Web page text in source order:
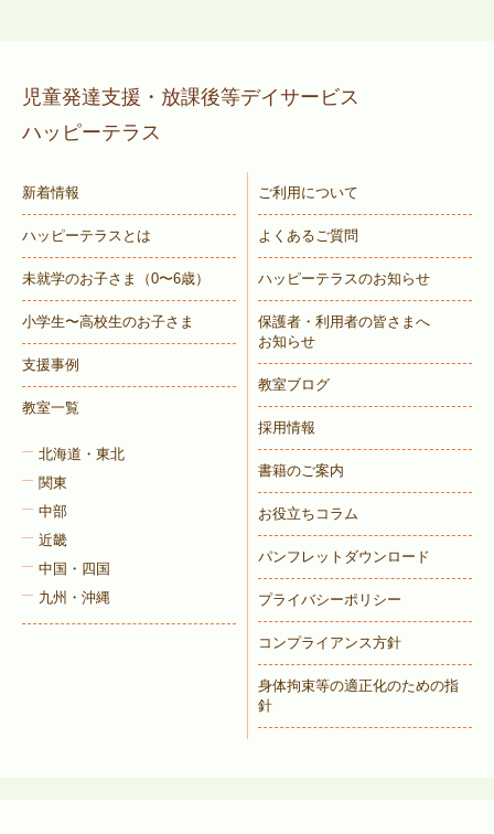
児童発達支援・放課後等デイサービス
ハッピーテラス
新着情報
ハッピーテラスとは
未就学のお子さま （0〜6歳）
小学生〜高校生のお子さま
支援事例
教室一覧
北海道・東北
関東
中部
近畿
中国・四国
九州・沖縄
ご利用について
よくあるご質問
ハッピーテラスのお知らせ
保護者・利用者の皆さまへ
お知らせ
教室ブログ
採用情報
書籍のご案内
お役立ちコラム
パンフレットダウンロード
プライバシーポリシー
コンプライアンス方針
身体拘束等の適正化のための指
針